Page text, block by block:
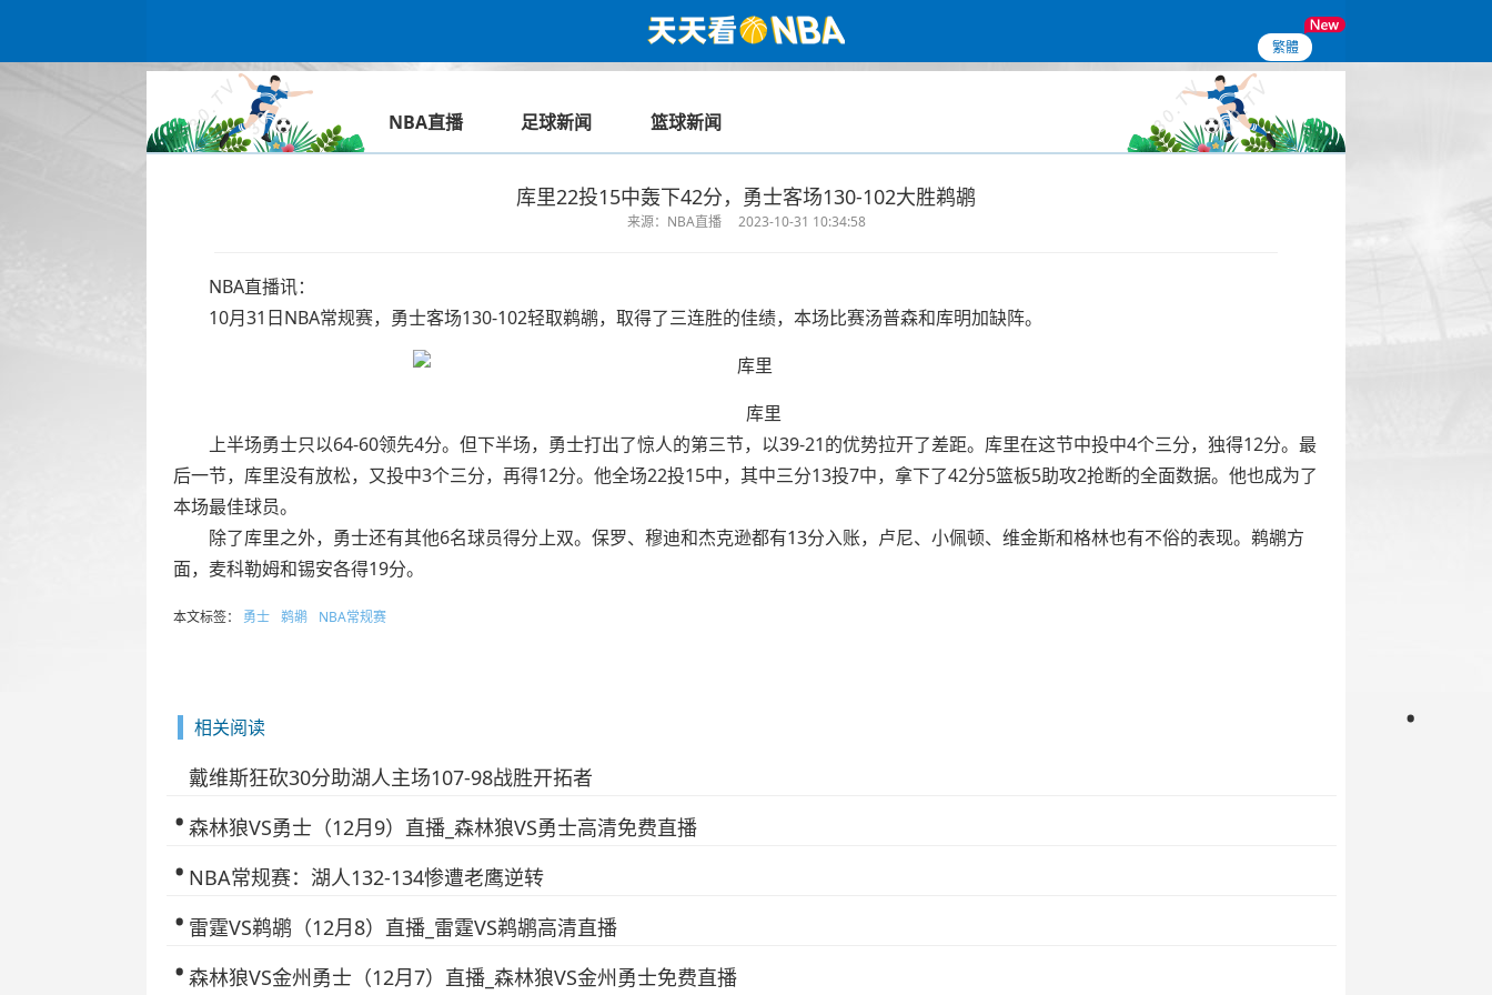
繁體
NBA直播 足球新闻 篮球新闻
库里22投15中轰下42分，勇士客场130-102大胜鹈鹕
来源：NBA直播 2023-10-31 10:34:58
NBA直播讯：
10月31日NBA常规赛，勇士客场130-102轻取鹈鹕，取得了三连胜的佳绩，本场比赛汤普森和库明加缺阵。
库里
上半场勇士只以64-60领先4分。但下半场，勇士打出了惊人的第三节，以39-21的优势拉开了差距。库里在这节中投中4个三分，独得12分。最
后一节，库里没有放松，又投中3个三分，再得12分。他全场22投15中，其中三分13投7中，拿下了42分5篮板5助攻2抢断的全面数据。他也成为了
本场最佳球员。
除了库里之外，勇士还有其他6名球员得分上双。保罗、穆迪和杰克逊都有13分入账，卢尼、小佩顿、维金斯和格林也有不俗的表现。鹈鹕方
面，麦科勒姆和锡安各得19分。
本文标签： 勇士 鹈鹕 NBA常规赛
相关阅读
戴维斯狂砍30分助湖人主场107-98战胜开拓者
森林狼VS勇士（12月9）直播_森林狼VS勇士高清免费直播
NBA常规赛：湖人132-134惨遭老鹰逆转
雷霆VS鹈鹕（12月8）直播_雷霆VS鹈鹕高清直播
森林狼VS金州勇士（12月7）直播_森林狼VS金州勇士免费直播